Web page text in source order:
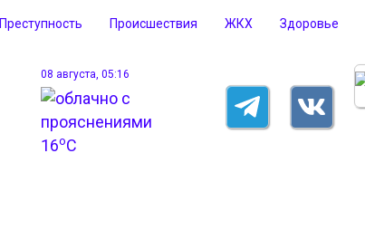
Преступность Происшествия ЖКХ Здоровье
08 августа, 05:16
16oC